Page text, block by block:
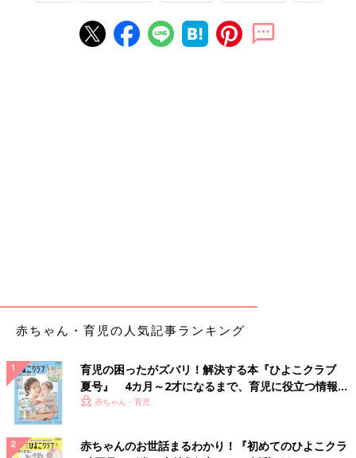
赤ちゃん・育児の人気記事ランキング
育児の困ったがズバリ！解決する本『ひよこクラブ
夏号』 4カ月～2才になるまで、育児に役立つ情報が
いっぱい！
赤ちゃん・育児
赤ちゃんのお世話まるわかり！『初めてのひよこクラ